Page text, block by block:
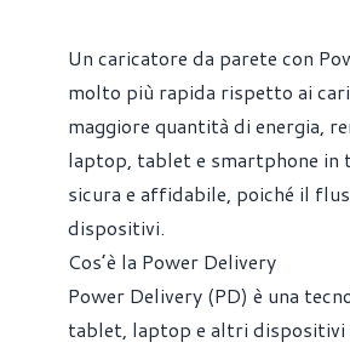
Un caricatore da parete con
molto più rapida rispetto ai
maggiore quantità di energia,
laptop, tablet e smartphone in
sicura e affidabile, poiché il
dispositivi.
Cos’è la Power Delivery
Power Delivery (PD) è una
tablet, laptop e altri dispositivi